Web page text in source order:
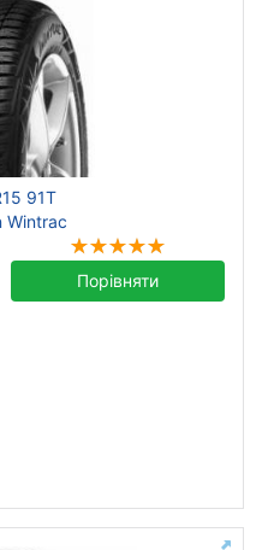
91T
Wintrac
Порівняти